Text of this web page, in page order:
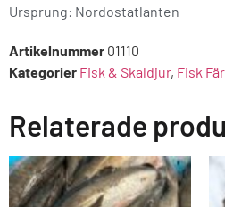
Ursprung: Nordostatlanten
Artikelnummer 01110
Kategorier Fisk & Skaldjur, Fisk
Relaterade